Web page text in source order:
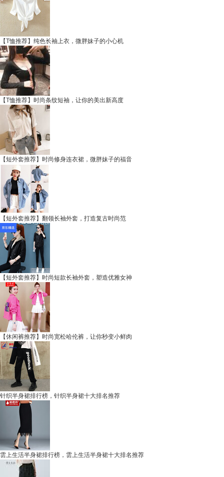
【T恤推荐】纯色长袖上衣，微胖妹子的小心机
【T恤推荐】时尚条纹短袖，让你的美出新高度
【短外套推荐】时尚修身连衣裙，微胖妹子的福音
【短外套推荐】翻领长袖外套，打造复古时尚范
【短外套推荐】时尚短款长袖外套，塑造优雅女神
【休闲裤推荐】时尚宽松哈伦裤，让你秒变小鲜肉
针织半身裙排行榜，针织半身裙十大排名推荐
雲上生活半身裙排行榜，雲上生活半身裙十大排名推荐